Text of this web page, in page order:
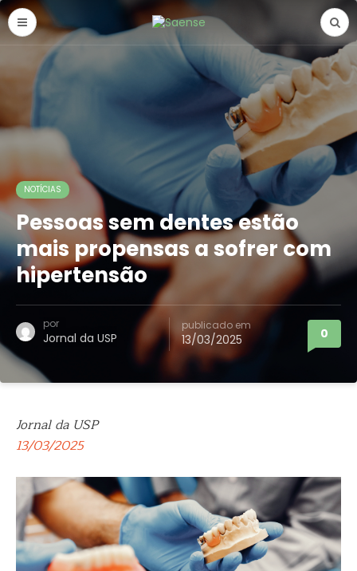
NOTÍCIAS
Pessoas sem dentes estão
mais propensas a sofrer com
hipertensão
por
Jornal da USP
publicado em
13/03/2025 0
Jornal da USP
13/03/2025